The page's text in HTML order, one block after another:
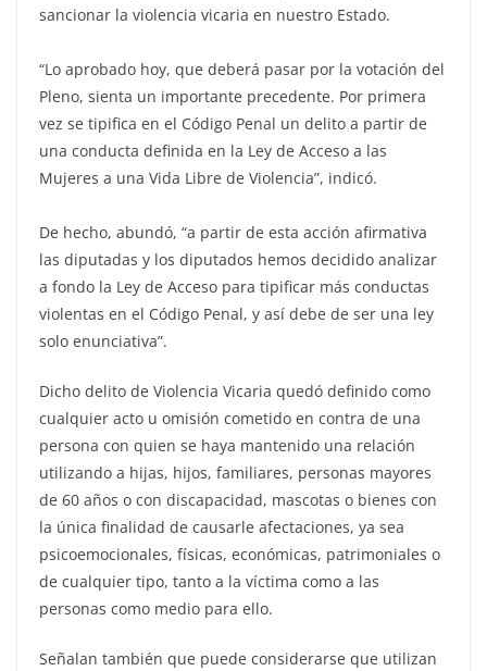
sancionar la violencia vicaria en nuestro Estado.
“Lo aprobado hoy, que deberá pasar por la votación del
Pleno, sienta un importante precedente. Por primera
vez se tipifica en el Código Penal un delito a partir de
una conducta definida en la Ley de Acceso a las
Mujeres a una Vida Libre de Violencia”, indicó.
De hecho, abundó, “a partir de esta acción afirmativa
las diputadas y los diputados hemos decidido analizar
a fondo la Ley de Acceso para tipificar más conductas
violentas en el Código Penal, y así debe de ser una ley
solo enunciativa”.
Dicho delito de Violencia Vicaria quedó definido como
cualquier acto u omisión cometido en contra de una
persona con quien se haya mantenido una relación
utilizando a hijas, hijos, familiares, personas mayores
de 60 años o con discapacidad, mascotas o bienes con
la única finalidad de causarle afectaciones, ya sea
psicoemocionales, físicas, económicas, patrimoniales o
de cualquier tipo, tanto a la víctima como a las
personas como medio para ello.
Señalan también que puede considerarse que utilizan